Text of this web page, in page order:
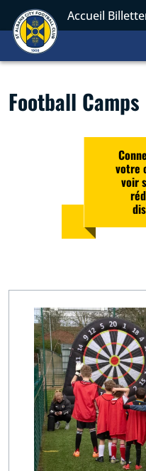
Accueil
Football Camps
votre
voir